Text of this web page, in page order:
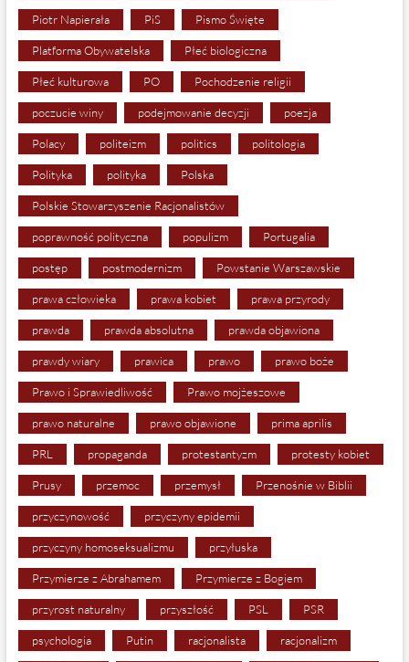
Piotr Napierała PiS Pismo Święte
Platforma Obywatelska Płeć biologiczna
Płeć kulturowa PO Pochodzenie religii
poczucie winy podejmowanie decyzji poezja
Polacy politeizm politics politologia
Polityka polityka Polska
Polskie Stowarzyszenie Racjonalistów
poprawność polityczna populizm Portugalia
postęp postmodernizm Powstanie Warszawskie
prawa człowieka prawa kobiet prawa przyrody
prawda prawda absolutna prawda objawiona
prawdy wiary prawica prawo prawo boże
Prawo i Sprawiedliwość Prawo mojżeszowe
prawo naturalne prawo objawione prima aprilis
PRL propaganda protestantyzm protesty kobiet
Prusy przemoc przemysł Przenośnie w Biblii
przyczynowość przyczyny epidemii
przyczyny homoseksualizmu przyłuska
Przymierze z Abrahamem Przymierze z Bogiem
przyrost naturalny przyszłość PSL PSR
psychologia Putin racjonalista racjonalizm